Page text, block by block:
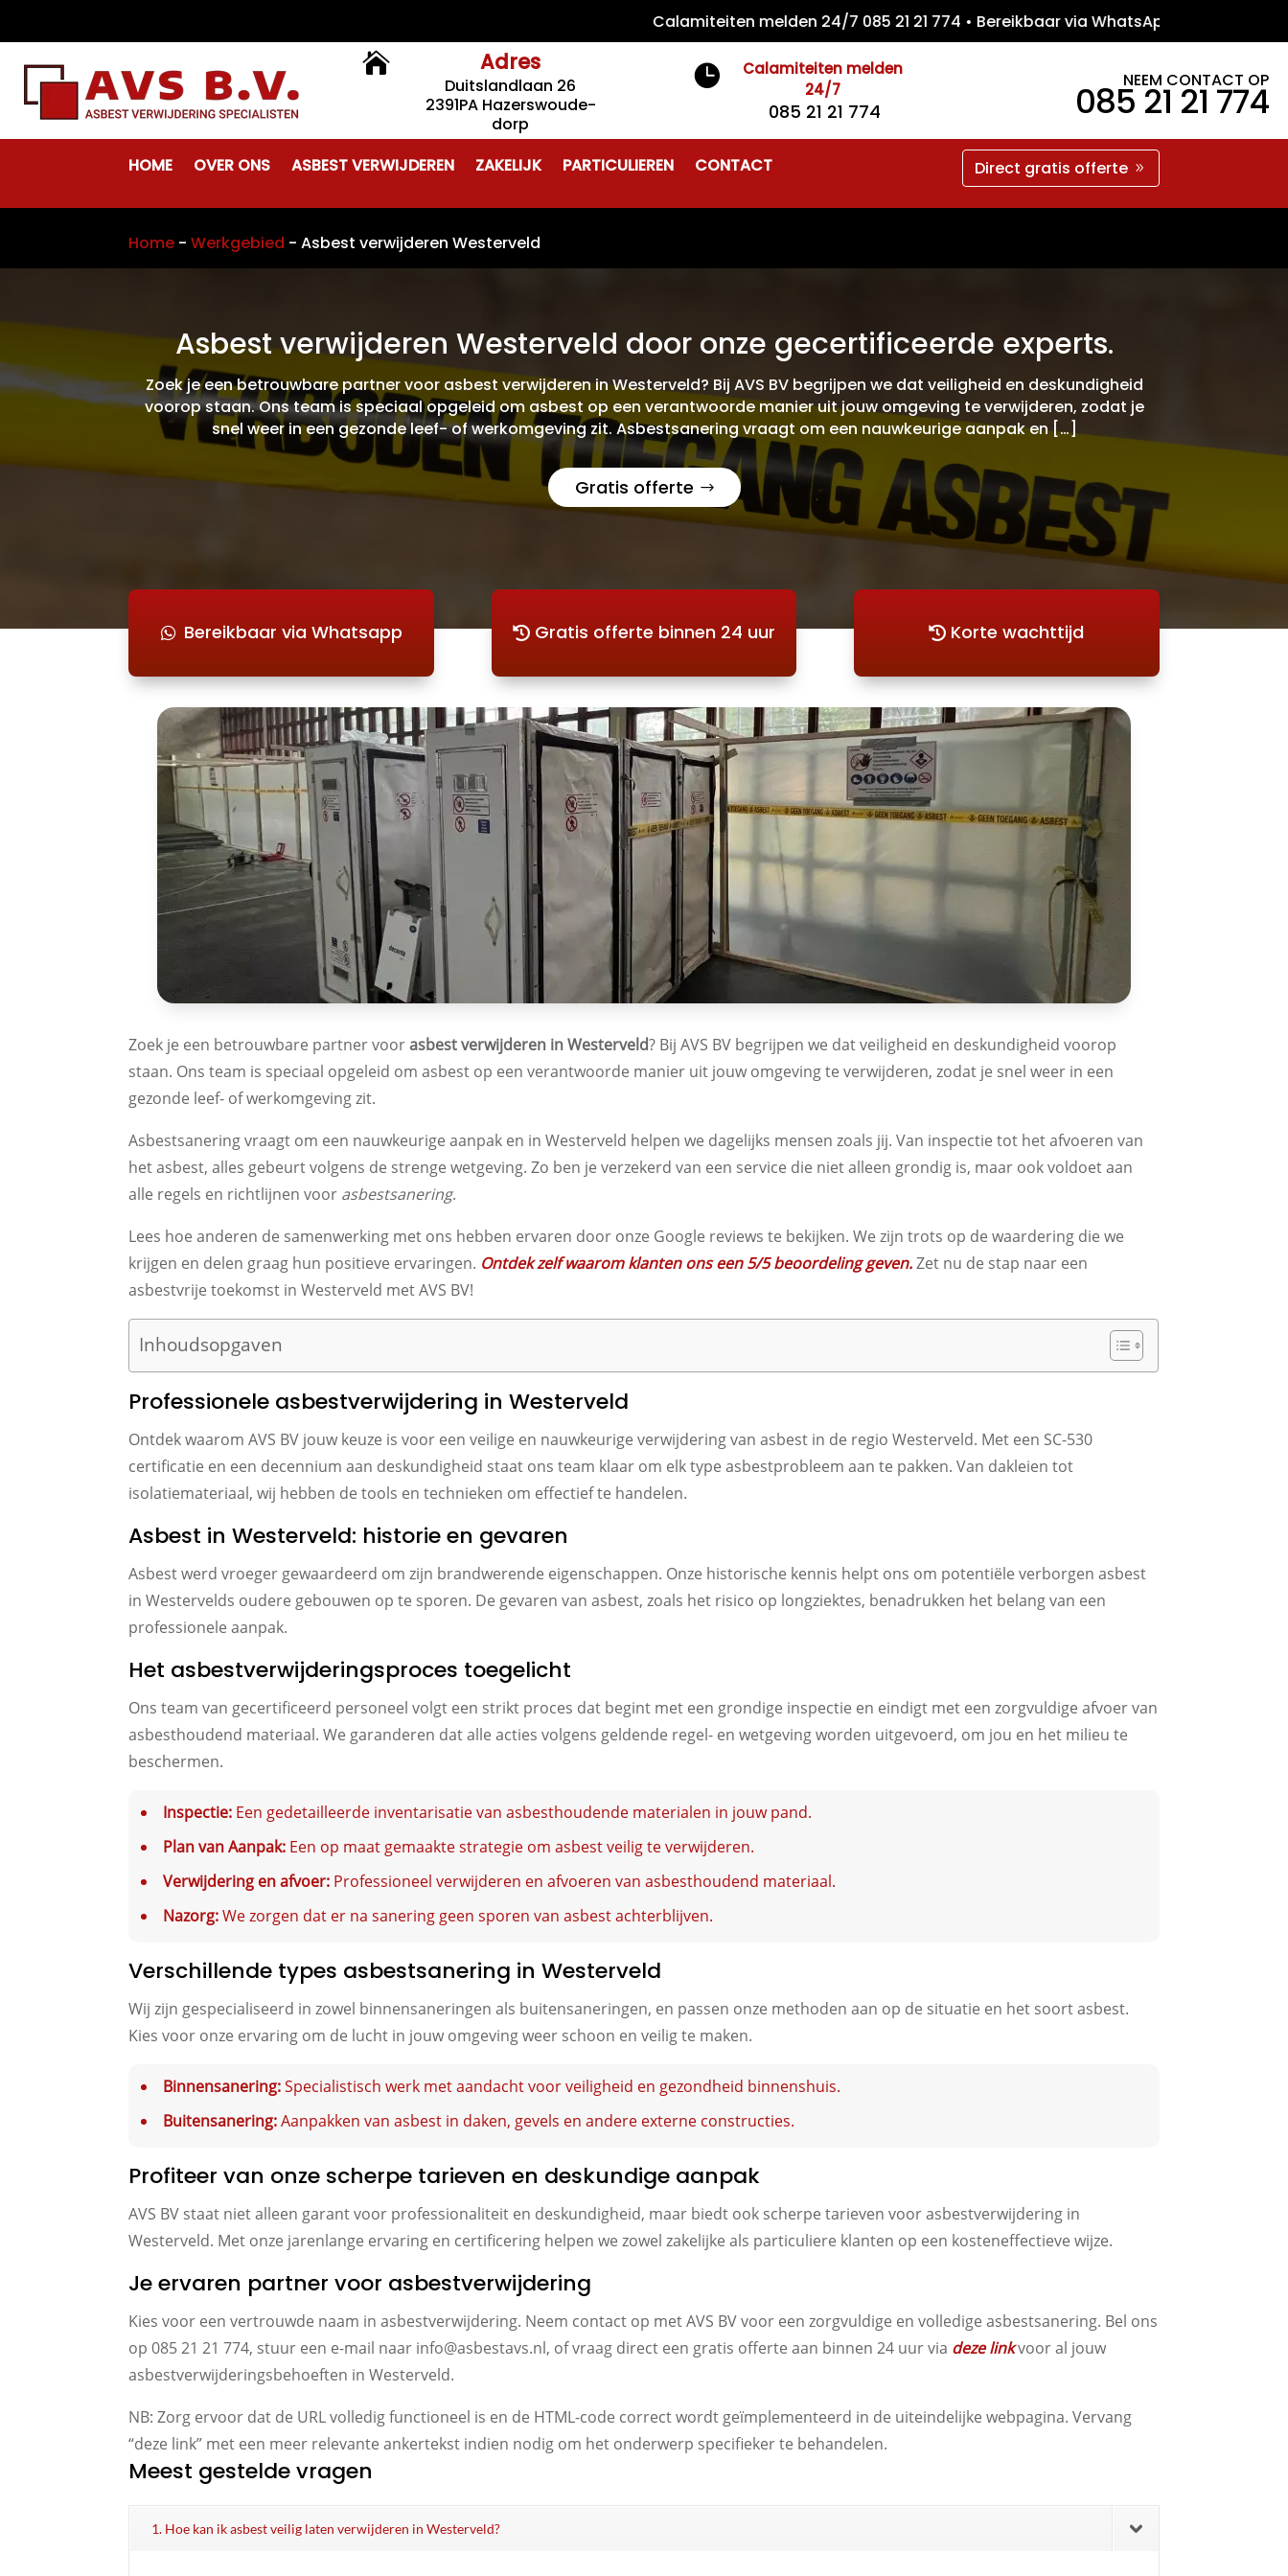
Calamiteiten melden 24/7 085 21 21 774 • Bereikbaar via WhatsApp •
 Adres
Duitslandlaan 26
2391PA Hazerswoude-
dorp

Calamiteiten melden
24/7
085 21 21 774
NEEM CONTACT OP
085 21 21 774
HOME OVER ONS ASBEST VERWIJDEREN ZAKELIJK PARTICULIEREN CONTACT Direct gratis offerte
Home -Werkgebied -Asbest verwijderen Westerveld
Asbest verwijderen Westerveld door onze gecertificeerde experts.
Zoek je een betrouwbare partner voor asbest verwijderen in Westerveld? Bij AVS BV begrijpen we dat veiligheid en deskundigheid
voorop staan. Ons team is speciaal opgeleid om asbest op een verantwoorde manier uit jouw omgeving te verwijderen, zodat je
snel weer in een gezonde leef- of werkomgeving zit. Asbestsanering vraagt om een nauwkeurige aanpak en […]
Gratis offerte
Bereikbaar via Whatsapp Gratis offerte binnen 24 uur Korte wachttijd
Zoek je een betrouwbare partner voorasbest verwijderen in Westerveld? Bij AVS BV begrijpen we dat veiligheid en deskundigheid voorop
staan. Ons team is speciaal opgeleid om asbest op een verantwoorde manier uit jouw omgeving te verwijderen, zodat je snel weer in een
gezonde leef- of werkomgeving zit.
Asbestsanering vraagt om een nauwkeurige aanpak en in Westerveld helpen we dagelijks mensen zoals jij. Van inspectie tot het afvoeren van
het asbest, alles gebeurt volgens de strenge wetgeving. Zo ben je verzekerd van een service die niet alleen grondig is, maar ook voldoet aan
alle regels en richtlijnen voor asbestsanering.
Lees hoe anderen de samenwerking met ons hebben ervaren door onze Google reviews te bekijken. We zijn trots op de waardering die we
krijgen en delen graag hun positieve ervaringen. Ontdek zelf waarom klanten ons een 5/5 beoordeling geven.Zet nu de stap naar een
asbestvrije toekomst in Westerveld met AVS BV!
Inhoudsopgaven
Professionele asbestverwijdering in Westerveld
Ontdek waarom AVS BV jouw keuze is voor een veilige en nauwkeurige verwijdering van asbest in de regio Westerveld. Met een SC-530
certificatie en een decennium aan deskundigheid staat ons team klaar om elk type asbestprobleem aan te pakken. Van dakleien tot
isolatiemateriaal, wij hebben de tools en technieken om effectief te handelen.
Asbest in Westerveld: historie en gevaren
Asbest werd vroeger gewaardeerd om zijn brandwerende eigenschappen. Onze historische kennis helpt ons om potentiële verborgen asbest
in Westervelds oudere gebouwen op te sporen. De gevaren van asbest, zoals het risico op longziektes, benadrukken het belang van een
professionele aanpak.
Het asbestverwijderingsproces toegelicht
Ons team van gecertificeerd personeel volgt een strikt proces dat begint met een grondige inspectie en eindigt met een zorgvuldige afvoer van
asbesthoudend materiaal. We garanderen dat alle acties volgens geldende regel- en wetgeving worden uitgevoerd, om jou en het milieu te
beschermen.
Inspectie: Een gedetailleerde inventarisatie van asbesthoudende materialen in jouw pand.
Plan van Aanpak: Een op maat gemaakte strategie om asbest veilig te verwijderen.
Verwijdering en afvoer: Professioneel verwijderen en afvoeren van asbesthoudend materiaal.
Nazorg:We zorgen dat er na sanering geen sporen van asbest achterblijven.
Verschillende types asbestsanering in Westerveld
Wij zijn gespecialiseerd in zowel binnensaneringen als buitensaneringen, en passen onze methoden aan op de situatie en het soort asbest.
Kies voor onze ervaring om de lucht in jouw omgeving weer schoon en veilig te maken.
Binnensanering:Specialistisch werk met aandacht voor veiligheid en gezondheid binnenshuis.
Buitensanering:Aanpakken van asbest in daken, gevels en andere externe constructies.
Profiteer van onze scherpe tarieven en deskundige aanpak
AVS BV staat niet alleen garant voor professionaliteit en deskundigheid, maar biedt ook scherpe tarieven voor asbestverwijdering in
Westerveld. Met onze jarenlange ervaring en certificering helpen we zowel zakelijke als particuliere klanten op een kosteneffectieve wijze.
Je ervaren partner voor asbestverwijdering
Kies voor een vertrouwde naam in asbestverwijdering. Neem contact op met AVS BV voor een zorgvuldige en volledige asbestsanering. Bel ons
op 085 21 21 774, stuur een e-mail naar info@asbestavs.nl, of vraag direct een gratis offerte aan binnen 24 uur via deze linkvoor al jouw
asbestverwijderingsbehoeften in Westerveld.
NB: Zorg ervoor dat de URL volledig functioneel is en de HTML-code correct wordt geïmplementeerd in de uiteindelijke webpagina. Vervang
“deze link” met een meer relevante ankertekst indien nodig om het onderwerp specifieker te behandelen.
Meest gestelde vragen
1. Hoe kan ik asbest veilig laten verwijderen in Westerveld?